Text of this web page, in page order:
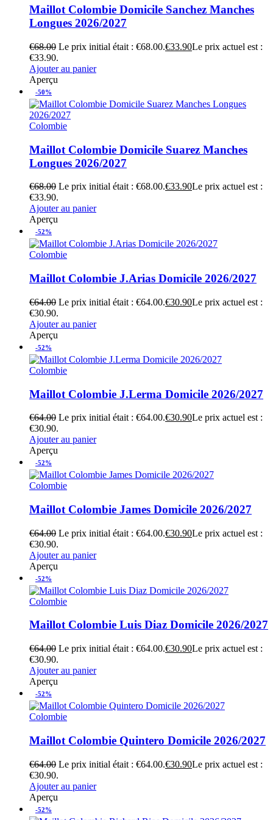
Maillot Colombie Domicile Sanchez Manches
Longues 2026/2027
€68.00 Le prix initial était : €68.00.€33.90Le prix actuel est :
€33.90.
Ajouter au panier
Aperçu
-50%
Colombie
Maillot Colombie Domicile Suarez Manches
Longues 2026/2027
€68.00 Le prix initial était : €68.00.€33.90Le prix actuel est :
€33.90.
Ajouter au panier
Aperçu
-52%
Colombie
Maillot Colombie J.Arias Domicile 2026/2027
€64.00 Le prix initial était : €64.00.€30.90Le prix actuel est :
€30.90.
Ajouter au panier
Aperçu
-52%
Colombie
Maillot Colombie J.Lerma Domicile 2026/2027
€64.00 Le prix initial était : €64.00.€30.90Le prix actuel est :
€30.90.
Ajouter au panier
Aperçu
-52%
Colombie
Maillot Colombie James Domicile 2026/2027
€64.00 Le prix initial était : €64.00.€30.90Le prix actuel est :
€30.90.
Ajouter au panier
Aperçu
-52%
Colombie
Maillot Colombie Luis Diaz Domicile 2026/2027
€64.00 Le prix initial était : €64.00.€30.90Le prix actuel est :
€30.90.
Ajouter au panier
Aperçu
-52%
Colombie
Maillot Colombie Quintero Domicile 2026/2027
€64.00 Le prix initial était : €64.00.€30.90Le prix actuel est :
€30.90.
Ajouter au panier
Aperçu
-52%